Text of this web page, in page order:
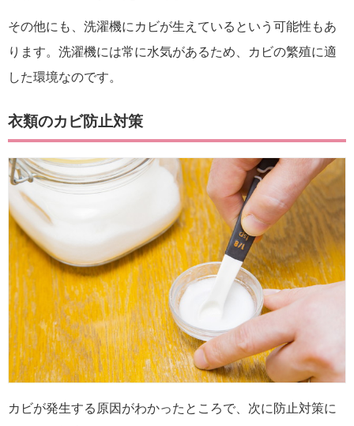
その他にも、洗濯機にカビが生えているという可能性もあ
ります。洗濯機には常に水気があるため、カビの繁殖に適
した環境なのです。
衣類のカビ防止対策
カビが発生する原因がわかったところで、次に防止対策に